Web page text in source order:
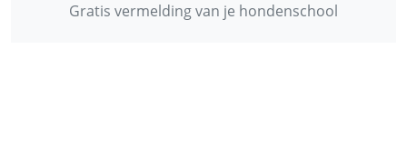
Gratis vermelding van je hondenschool